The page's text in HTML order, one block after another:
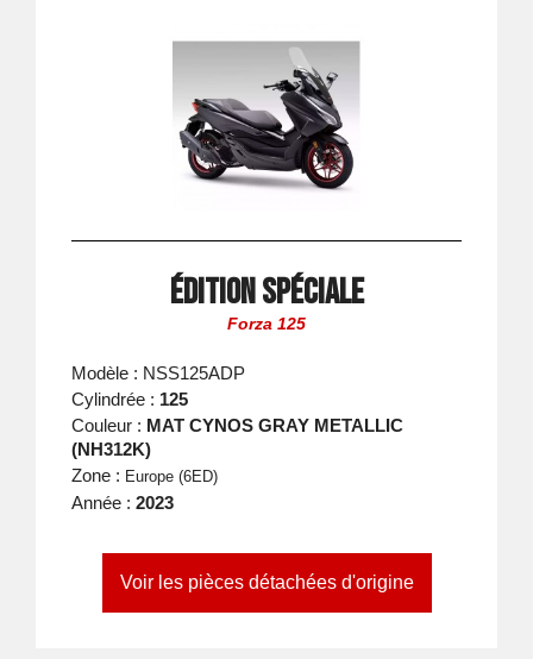
Édition spéciale
Forza 125
Modèle : NSS125ADP
Cylindrée : 125
Couleur : MAT CYNOS GRAY METALLIC
(NH312K)
Zone : Europe (6ED)
Année : 2023
Voir les pièces détachées d'origine